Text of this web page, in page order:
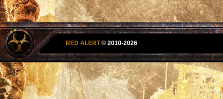
RED ALERT © 2010-2026